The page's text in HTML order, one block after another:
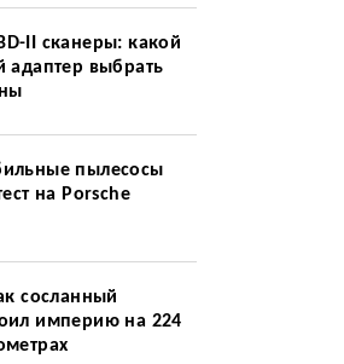
II сканеры: какой
адаптер выбрать
пылесосы
на Porsche
сосланный
империю на 224